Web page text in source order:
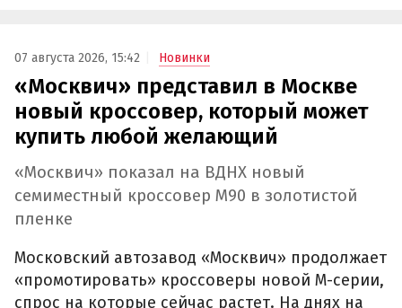
07 августа 2026, 15:42 Новинки
«Москвич» представил в Москве
новый кроссовер, который может
купить любой желающий
«Москвич» показал на ВДНХ новый
семиместный кроссовер М90 в золотистой
пленке
Московский автозавод «Москвич» продолжает
«промотировать» кроссоверы новой М-серии,
спрос на которые сейчас растет. На днях на